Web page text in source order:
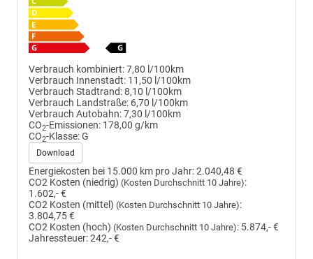
Verbrauch kombiniert:7,80 l/100km
Verbrauch Innenstadt: 11,50 l/100km
Verbrauch Stadtrand:8,10 l/100km
Verbrauch Landstraße: 6,70 l/100km
Verbrauch Autobahn:7,30 l/100km
CO2-Emissionen: 178,00 g/km
CO2-Klasse:G
Download
Energiekosten bei 15.000 km pro Jahr:2.040,48 €
CO2 Kosten (niedrig) (Kosten Durchschnitt 10 Jahre):
1.602,- €
CO2 Kosten (mittel) (Kosten Durchschnitt 10 Jahre):
3.804,75 €
CO2 Kosten (hoch) (Kosten Durchschnitt 10 Jahre): 5.874,- €
Jahressteuer:242,- €